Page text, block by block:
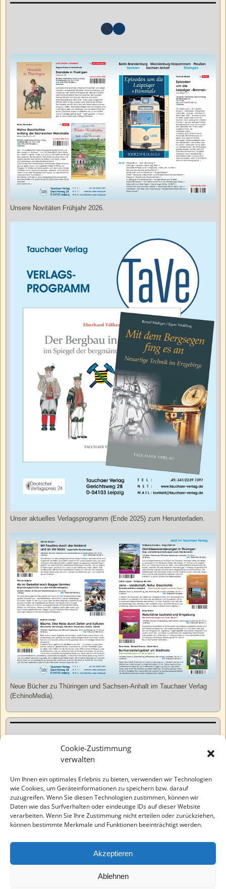
Cookie-Zustimmung
verwalten
Um Ihnen ein optimales Erlebnis zu bieten, verwenden wir Technologien
wie Cookies, um Geräteinformationen zu speichern bzw. darauf
zuzugreifen. Wenn Sie diesen Technologien zustimmen, können wir
Daten wie das Surfverhalten oder eindeutige IDs auf dieser Website
verarbeiten. Wenn Sie Ihre Zustimmung nicht erteilen oder zurückziehen,
können bestimmte Merkmale und Funktionen beeinträchtigt werden.
Akzeptieren
Ablehnen
Unsere Novitäten Frühjahr 2026.
Unser aktuelles Verlagsprogramm (Ende 2025) zum Herunterladen.
Neue Bücher zu Thüringen und Sachsen-Anhalt im Tauchaer Verlag
(EchinoMedia).
Varia